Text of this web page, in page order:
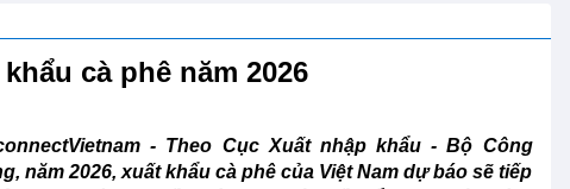
cà phê năm 2026
- Theo Cục Xuất nhập khẩu - Bộ Công
năm 2026, xuất khẩu cà phê của Việt Nam dự báo sẽ tiếp